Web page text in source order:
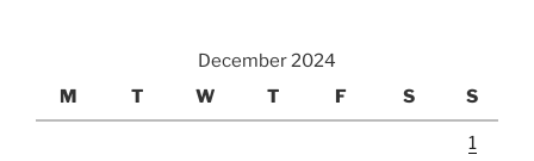
December 2024
M
T W T F S S
1